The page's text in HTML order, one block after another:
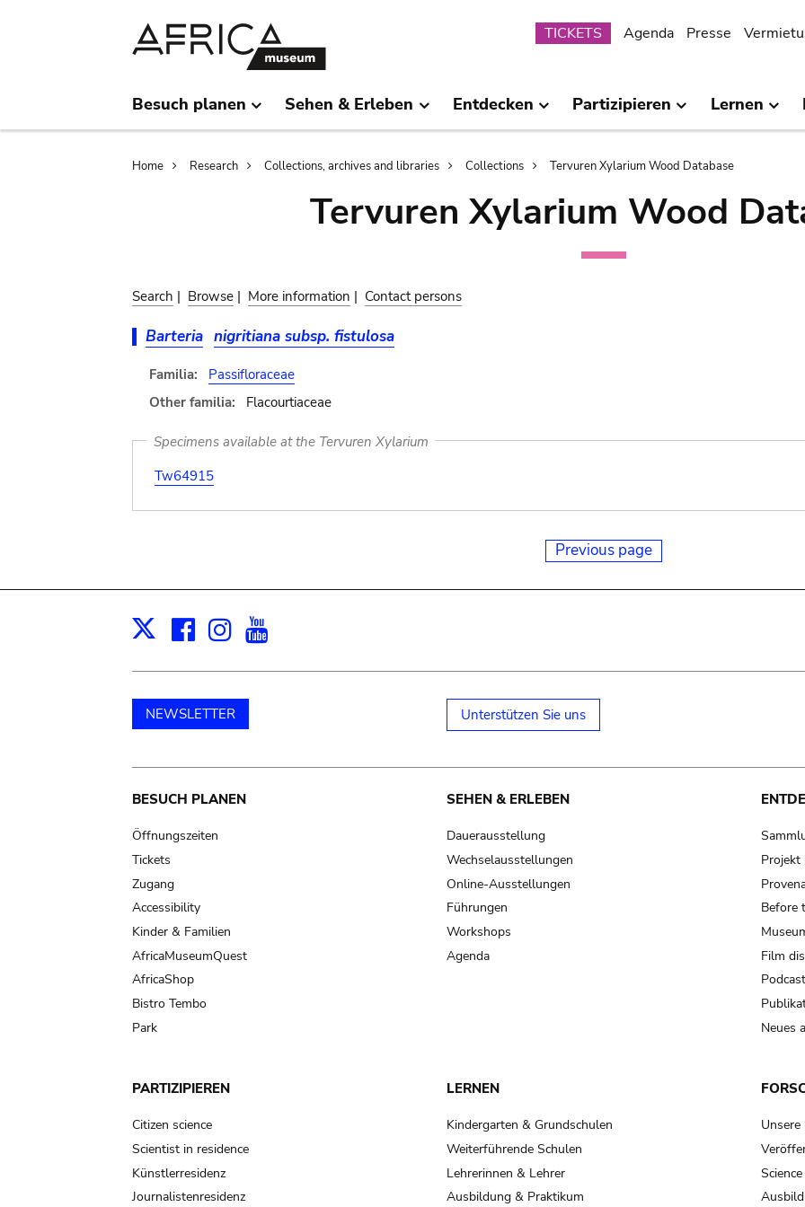
Submenu
TICKETS Agenda Presse
Besuch planen Sehen & Erleben Entdecken Partizipieren Lernen
Breadcrumb
Home Research Collections, archives and libraries Collections Tervuren Xylarium Wood Database
Tervuren Xylarium Wood
Search | Browse | More information | Contact persons
Barteria nigritiana subsp. fistulosa
Familia:
Passifloraceae
Other familia:
Flacourtiaceae
Specimens available at the Tervuren Xylarium
Tw64915
Previous page
X Facebook
Instagram
NEWSLETTER Unterstützen Sie uns
Main
navigation
BESUCH PLANEN
Öffnungszeiten
Tickets
Zugang
Accessibility
Kinder & Familien
AfricaMuseumQuest
AfricaShop
Bistro Tembo
Park
SEHEN & ERLEBEN
Dauerausstellung
Wechselausstellungen
Online-Ausstellungen
Führungen
Workshops
Agenda
Projekt
Before
Film
Neues
PARTIZIPIEREN
Citizen science
Scientist in residence
Künstlerresidenz
Journalistenresidenz
LERNEN
Kindergarten & Grundschulen
Weiterführende Schulen
Lehrerinnen & Lehrer
Ausbildung & Praktikum